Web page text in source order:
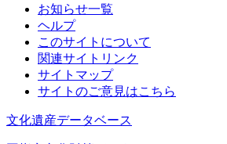
お知らせ一覧
ヘルプ
このサイトについて
関連サイトリンク
サイトマップ
サイトのご意見はこちら
文化遺産データベース